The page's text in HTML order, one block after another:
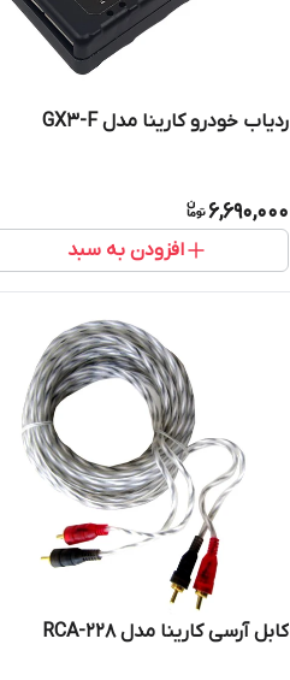
ردیاب خودرو کارینا مدل GX3-F
6,690,000
افزودن به سبد
کابل آرسی کارینا مدل RCA-228